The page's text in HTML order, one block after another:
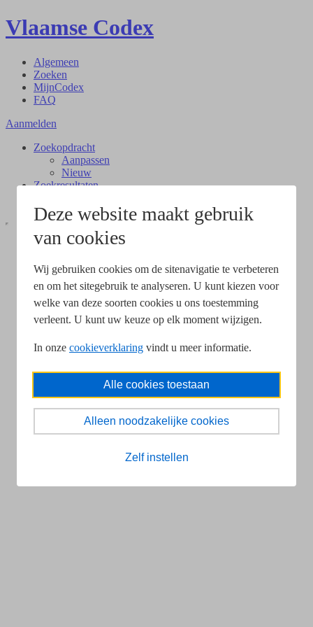
Deze website maakt gebruik
van cookies
Wij gebruiken cookies om de sitenavigatie te verbeteren
en om het sitegebruik te analyseren. U kunt kiezen voor
welke van deze soorten cookies u ons toestemming
verleent. U kunt uw keuze op elk moment wijzigen.
In onze cookieverklaring vindt u meer informatie.
Alle cookies toestaan
Alleen noodzakelijke cookies
Zelf instellen
Vlaamse Codex
Algemeen
Zoeken
MijnCodex
FAQ
Aanmelden
Zoekopdracht
Aanpassen
Nieuw
Zoekresultaten